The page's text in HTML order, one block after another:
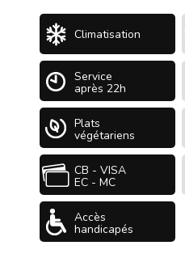
Climatisation
Service
après 22h
Plats
végétariens
CB - VISA
EC - MC
Accès
handicapés